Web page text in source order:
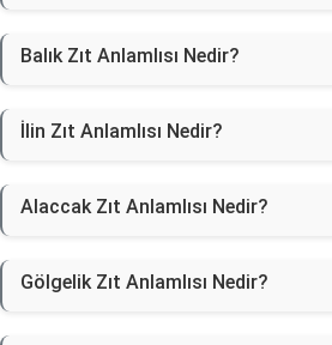
Balık Zıt Anlamlısı Nedir?
İlin Zıt Anlamlısı Nedir?
Alaccak Zıt Anlamlısı Nedir?
Gölgelik Zıt Anlamlısı Nedir?